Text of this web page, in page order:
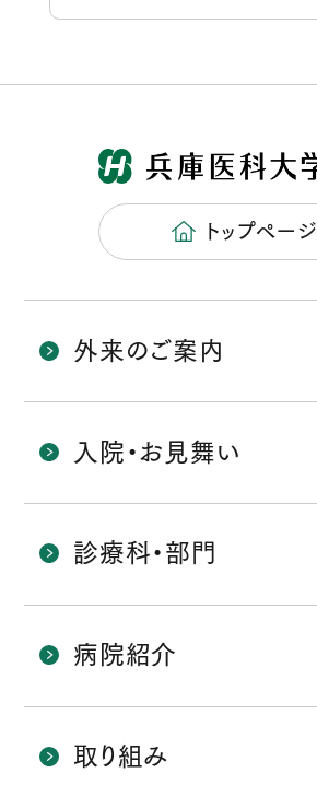
トップページ
外来のご案内
入院・お見舞い
診療科・部門
病院紹介
取り組み